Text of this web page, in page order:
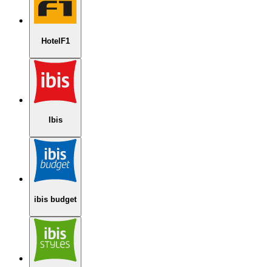
HotelF1
Ibis
ibis budget